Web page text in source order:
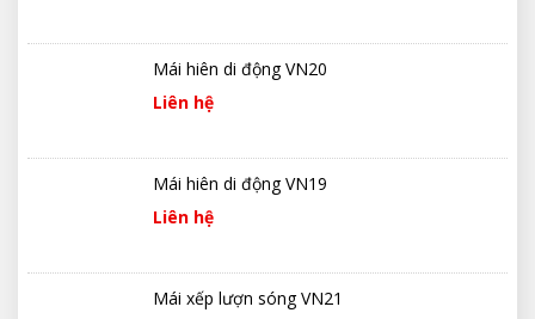
Mái hiên di động VN20
Liên hệ
Mái hiên di động VN19
Liên hệ
Mái xếp lượn sóng VN21